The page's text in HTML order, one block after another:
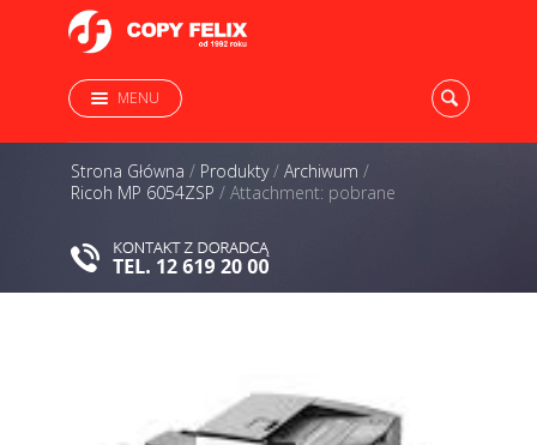
MENU
Strona Główna / Produkty/ Archiwum /
Ricoh MP 6054ZSP / Attachment: pobrane